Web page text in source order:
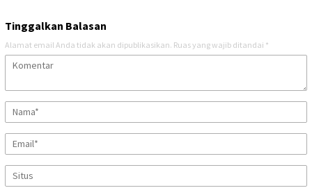
Tinggalkan Balasan
Alamat email Anda tidak akan dipublikasikan. Ruas yang wajib ditandai *